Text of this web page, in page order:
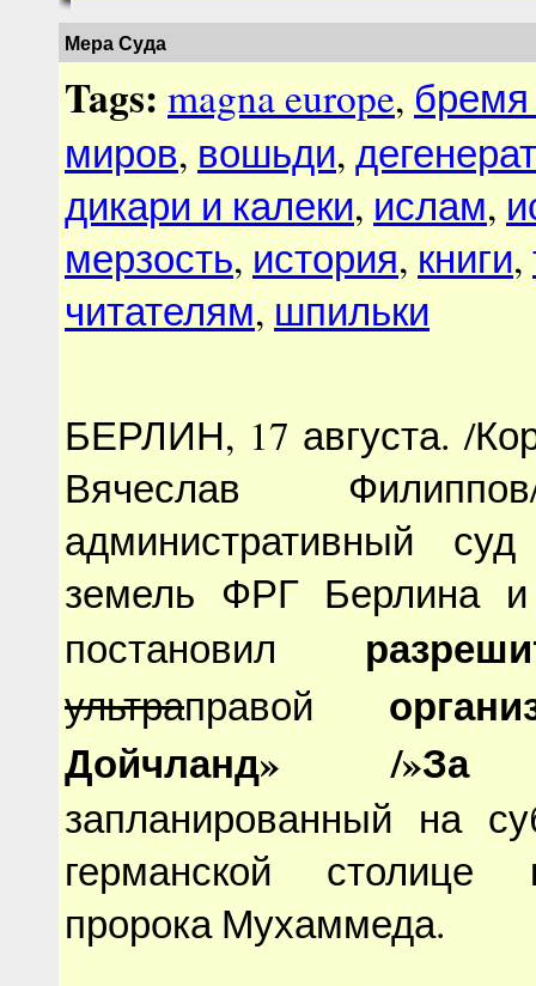
Мера Суда
Tags: magna europe,
миров, вошьди,
дикари и калеки, ислам,
мерзость, история, книги,
читателям, шпильки
БЕРЛИН, 17 августа. /
Вячеслав
административный
земель ФРГ Берлина и
постановил
ультраправой
Дойчланд» /»За
запланированный на
германской столице
пророка Мухаммеда.